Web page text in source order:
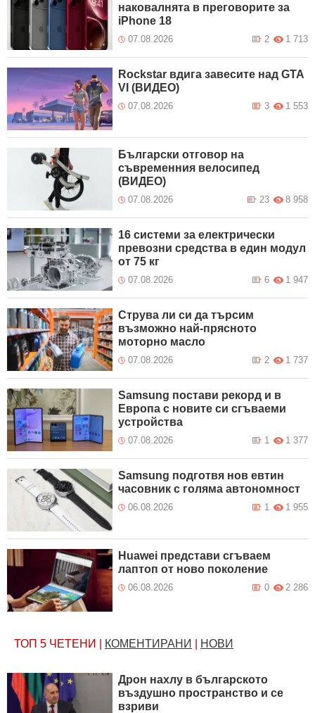
наковалнята в преговорите за
iPhone 18
07.08.2026 1 713
2
Rockstar вдига завесите над GTA
VI (ВИДЕО)
07.08.2026 1 553
3
Български отговор на
съвременния велосипед
(ВИДЕО)
07.08.2026 8 958
23
16 системи за електрически
превозни средства в един модул
от 75 кг
07.08.2026 1 947
6
Струва ли си да търсим
възможно най-прясното
моторно масло
07.08.2026 1 737
2
Samsung постави рекорд и в
Европа с новите си сгъваеми
устройства
07.08.2026 1 377
1
Samsung подготвя нов евтин
часовник с голяма автономност
06.08.2026 1 955
1
Huawei представи сгъваем
лаптоп от ново поколение
06.08.2026 2 286
0
ТОП 5 ЧЕТЕНИ КОМЕНТИРАНИ НОВИ
Дрон нахлу в българското
въздушно пространство и се
взриви